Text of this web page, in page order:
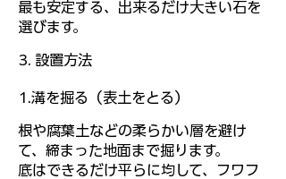
最も安定する、出来るだけ大きい石を
選びます。
3. 設置方法
1.溝を掘る（表土をとる）
根や腐葉土などの柔らかい層を避け
て、締まった地面まで掘ります。
底はできるだけ平らに均して、フワフ